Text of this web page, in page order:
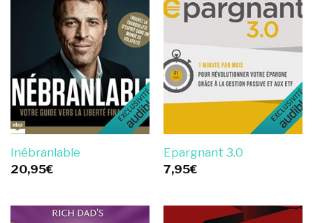
Inébranlable
20,95€
Epargnant 3.0
7,95€